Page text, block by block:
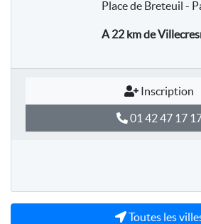
Place de Breteuil -
A 22 kmde
Inscription
01 42 47 17
Toutes les